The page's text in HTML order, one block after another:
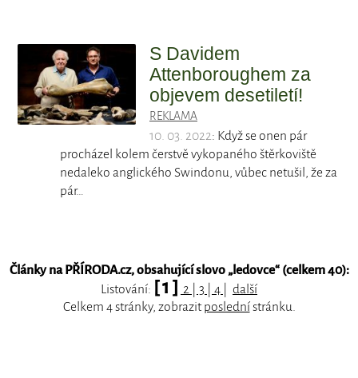
S Davidem
Attenboroughem za
objevem desetiletí!
REKLAMA
10. 03. 2022: Když se onen pár
procházel kolem čerstvě vykopaného štěrkoviště
nedaleko anglického Swindonu, vůbec netušil, že za
pár…
Články na PŘÍRODA.cz, obsahující slovo „ledovce“ (celkem 40):
Listování: [ 1 ] 2 3 4
další
Celkem 4 stránky, zobrazitposlednístránku.